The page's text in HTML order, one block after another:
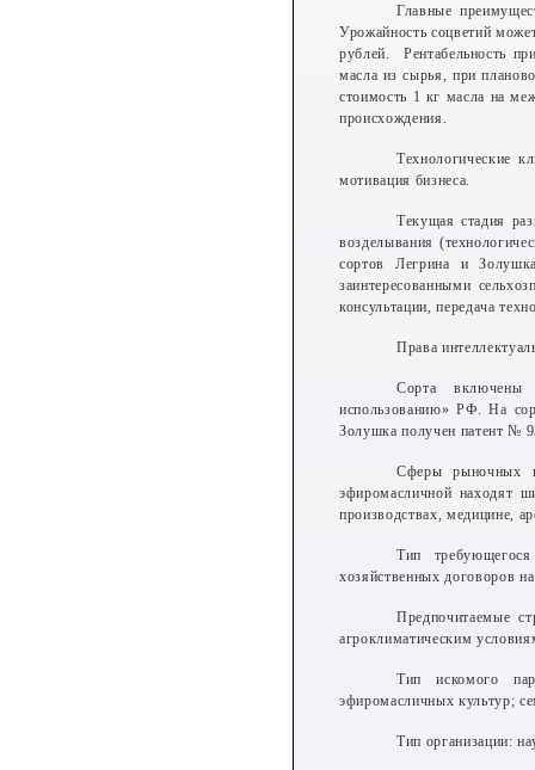
Главные
Урожайность соцветий
рублей. Рентабельность
масла из сырья, при
стоимость 1 кг масла на
происхождения.
Технологические
мотивация бизнеса.
Текущая стадия
возделывания
сортов Легрина и
заинтересованными
консультации, передача
Права
Сорта включены
использованию» РФ. На
Золушка получен патент №
Сферы рыночных
эфиромасличной находят
производствах, медицине,
Тип
хозяйственных договоров
Предпочитаемые
агроклиматическим
Тип искомого
эфиромасличных культур;
Тип организации: